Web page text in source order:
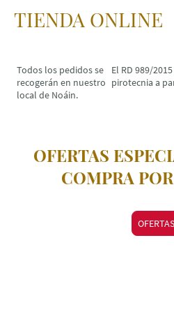
TIENDA ONLINE
Todos los pedidos se
recogerán en nuestro
local de Noáin.
El RD 989/
pirotecnia a
OFERTAS
COMPRA
OFERTAS